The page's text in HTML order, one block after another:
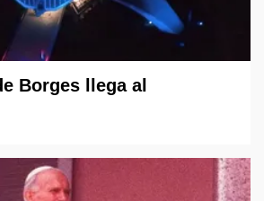
Borges llega al